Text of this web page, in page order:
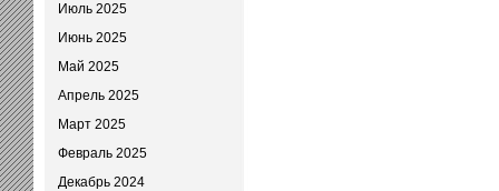
Июль 2025
Июнь 2025
Май 2025
Апрель 2025
Март 2025
Февраль 2025
Декабрь 2024